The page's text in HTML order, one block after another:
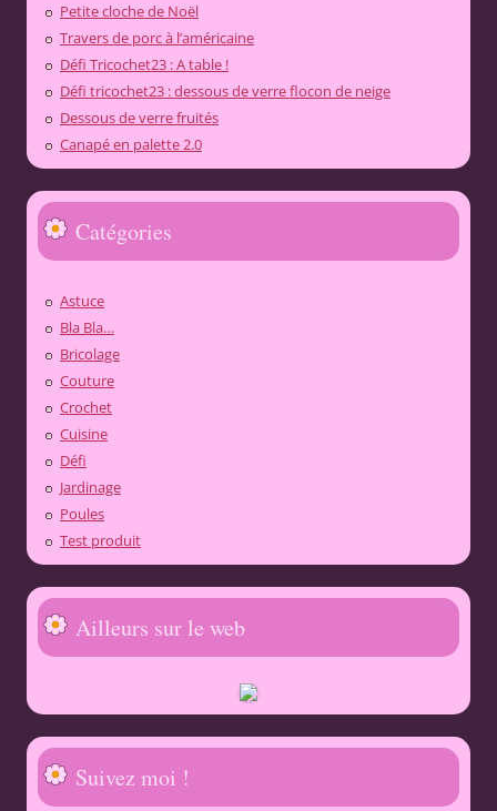
Petite cloche de Noël
Travers de porc à l’américaine
Défi Tricochet23 : A table !
Défi tricochet23 : dessous de verre flocon de neige
Dessous de verre fruités
Canapé en palette 2.0
Catégories
Astuce
Bla Bla…
Bricolage
Couture
Crochet
Cuisine
Défi
Jardinage
Poules
Test produit
Ailleurs sur le web
Suivez moi !